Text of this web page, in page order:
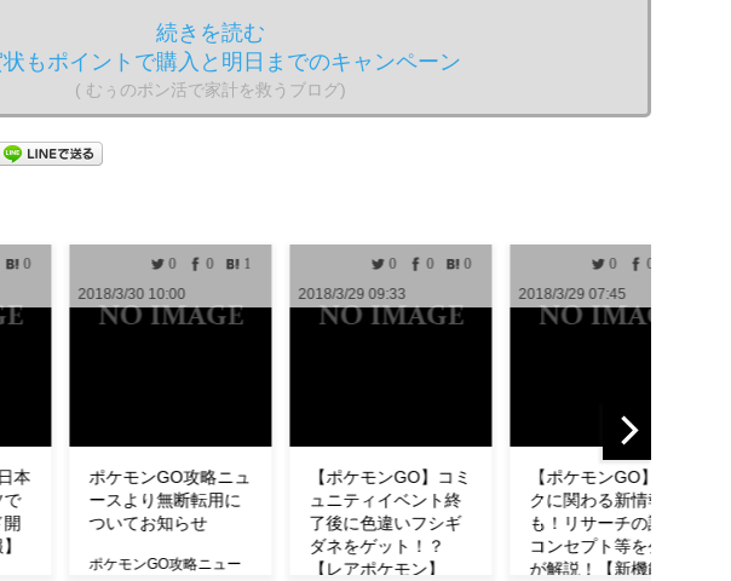
続きを読む
もポイントで購入と明日までのキャンペーン
( むぅのポン活で家計を救うブログ)
0
略ニュ
用に
せ
0 0
2018/3/29 09:33
【ポケモンGO】コミ
ュニティイベント終
了後に色違いフシギ
【レアポケモン】
0 0
2018/3/29 07:45
【ポケモンGO】タス
クに関わる新情報
も！リサーチの設計
コンセプト等を公式
が解説！【新機能】
0
2018/3/29 04:33
【ポケモンGO】追加
わざも判明！ミュウ
の特徴やわざ構成な
ど紹介！【リサー
チ】